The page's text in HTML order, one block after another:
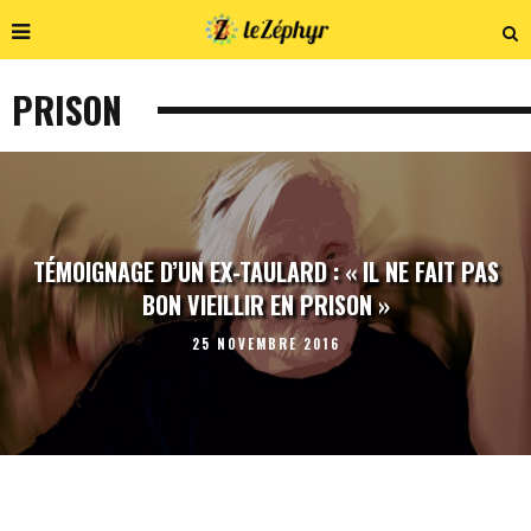
PRISON
TÉMOIGNAGE D’UN EX-TAULARD : « IL NE FAIT PAS
BON VIEILLIR EN PRISON »
25 NOVEMBRE 2016